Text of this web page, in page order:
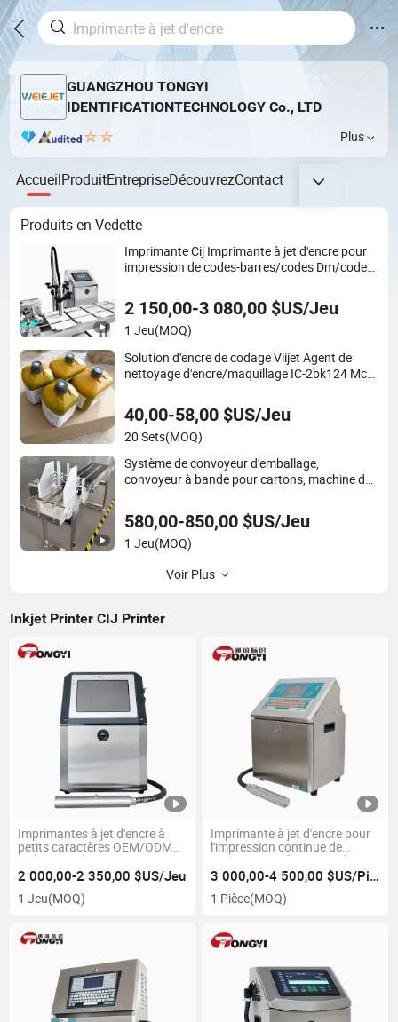
GUANGZHOU TONGYI
IDENTIFICATIONTECHNOLOGY Co., LTD
Plus
AccueilProduitEntrepriseDécouvrezContact
Produits en Vedette
Imprimante Cij Imprimante à jet d'encre pour
impression de codes-barres/codes Dm/codes
2 150,00-3 080,00 $US/Jeu
1 Jeu(MOQ)
Solution d'encre de codage Viijet Agent de
nettoyage d'encre/maquillage IC-2bk124 Mc-
40,00-58,00 $US/Jeu
20 Sets(MOQ)
Système de convoyeur d'emballage,
convoyeur à bande pour cartons, machine de
580,00-850,00 $US/Jeu
1 Jeu(MOQ)
Voir Plus
Inkjet Printer CIJ Printer
Imprimantes à jet d'encre à
petits caractères OEM/ODM
en ligne, codeur Cij,
imprimante de date pour code-
barres, date d'expiration,
machine de codage continue
2 000,00-2 350,00 $US/Jeu
1 Jeu(MOQ)
Imprimante à jet d'encre pour
l'impression continue de
petites caractères / Machine
de marquage à jet d'encre pour
l'impression de date sur des
produits alimentaires et
3 000,00-4 500,00 $US/Pièce
1 Pièce(MOQ)